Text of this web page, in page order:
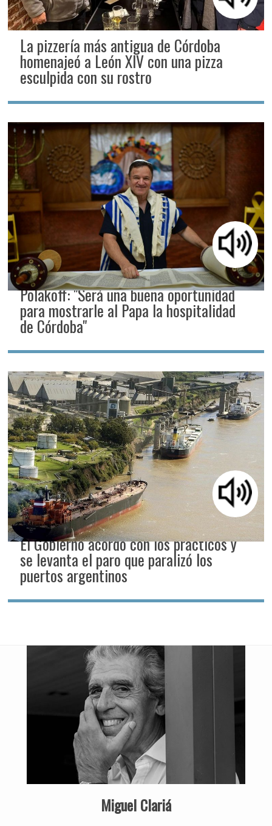
La pizzería más antigua de Córdoba
homenajeó a León XIV con una pizza
esculpida con su rostro
Polakoff: "Será una buena oportunidad
para mostrarle al Papa la hospitalidad
de Córdoba"
El Gobierno acordó con los prácticos y
se levanta el paro que paralizó los
puertos argentinos
Miguel Clariá